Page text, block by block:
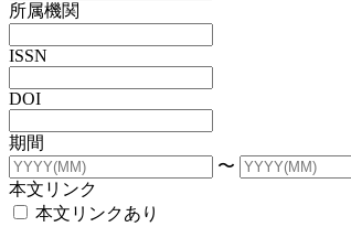
所属機関
ISSN
DOI
期間
〜
本文リンク
本文リンクあり